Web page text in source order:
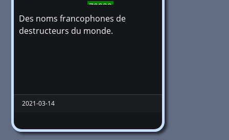
79232
Des noms francophones de
destructeurs du monde.
2021-03-14